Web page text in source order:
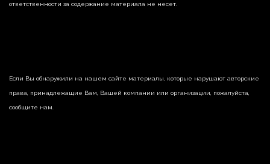
ответственности за содержание материала не несет.
Если Вы обнаружили на нашем сайте материалы, которые нарушают авторские
права, принадлежащие Вам, Вашей компании или организации, пожалуйста,
сообщите нам.